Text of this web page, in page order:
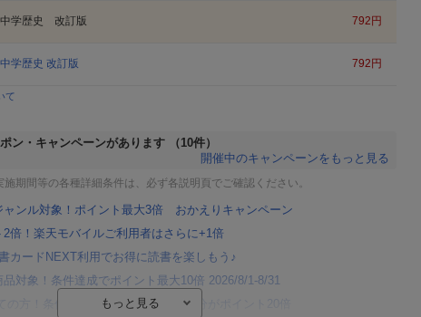
中学歴史 改訂版 792 円
中学歴史 改訂版 792 円
て
ン・キャンペーンがあります
（10件）
開催中のキャンペーンをもっと見る
期間等の各種詳細条件は、必ず各説明頁でご確認ください。
ャンル対象！ポイント最大3倍 おかえりキャンペーン
倍！楽天モバイルご利用者はさらに+1倍
カードNEXT利用でお得に読書を楽しもう♪
対象！条件達成でポイント最大10倍 2026/8/1-8/31
の方！条件達成で楽天ブックス購入分がポイント20倍